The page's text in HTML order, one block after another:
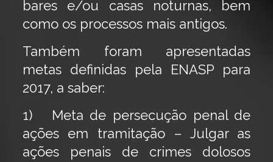
bares e/ou casas noturnas, bem
como os processos mais antigos.
Também foram apresentadas
metas definidas pela ENASP para
2017, a saber:
1) Meta de persecução penal de
ações em tramitação – Julgar as
ações penais de crimes dolosos